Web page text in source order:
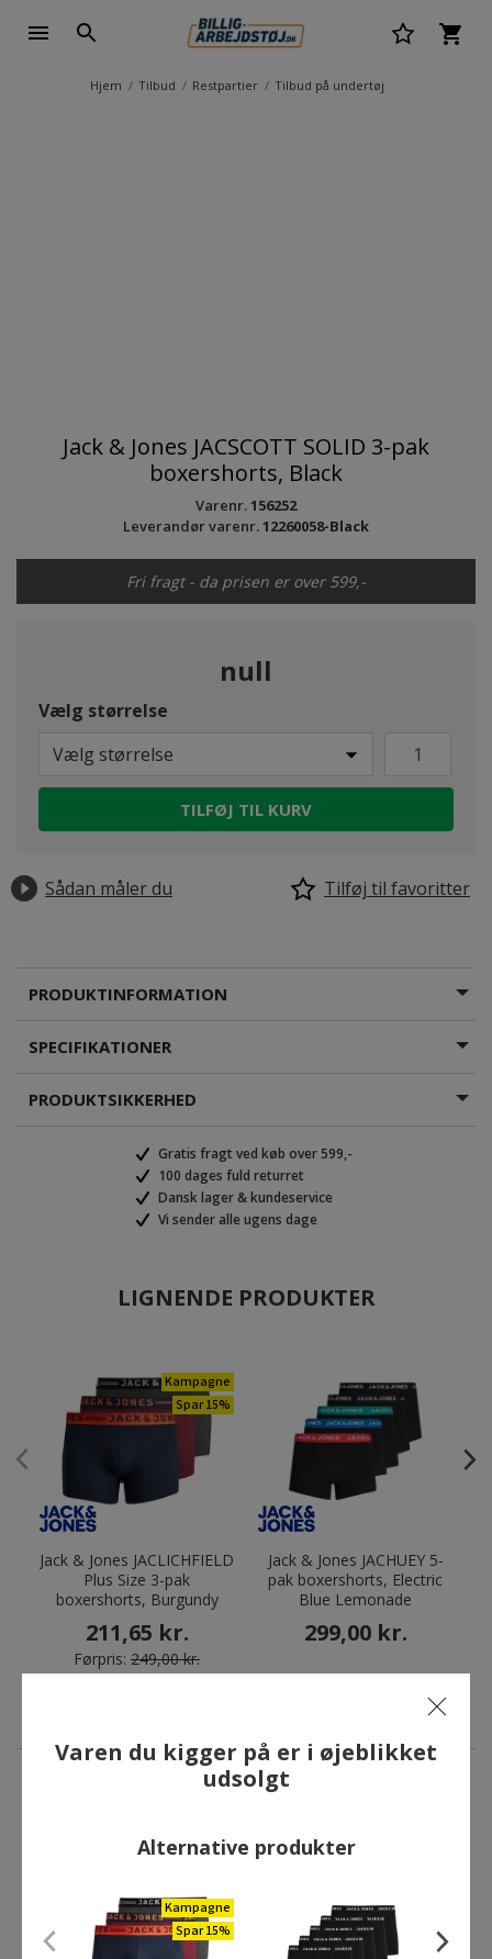
Hjem Tilbud Restpartier Tilbud på undertøj
Jack & Jones JACSCOTT SOLID 3-pak
boxershorts, Black
Varenr.156252
Leverandør varenr.12260058-Black
Fri fragt - da prisen er over 599,-
null
Vælg størrelse
Vælg størrelse
TILFØJ TIL KURV
Sådan måler du Tilføj til favoritter
PRODUKTINFORMATION
SPECIFIKATIONER
PRODUKTSIKKERHED
Gratis fragt ved køb over 599,-
100 dages fuld returret
Dansk lager & kundeservice
Vi sender alle ugens dage
LIGNENDE PRODUKTER
Kampagne
Spar 15%
Jack & Jones JACLICHFIELD
Plus Size 3-pak
boxershorts, Burgundy
211,65 kr.
Førpris: 249,00 kr.
Du sparer:37,35 kr.
Jack & Jones JACHUEY 5-
pak boxershorts, Electric
Blue Lemonade
299,00 kr.
Kampagne
Spar 15%
Varen du kigger på er i øjeblikket
udsolgt
Alternative produkter
Kampagne
Spar 15%